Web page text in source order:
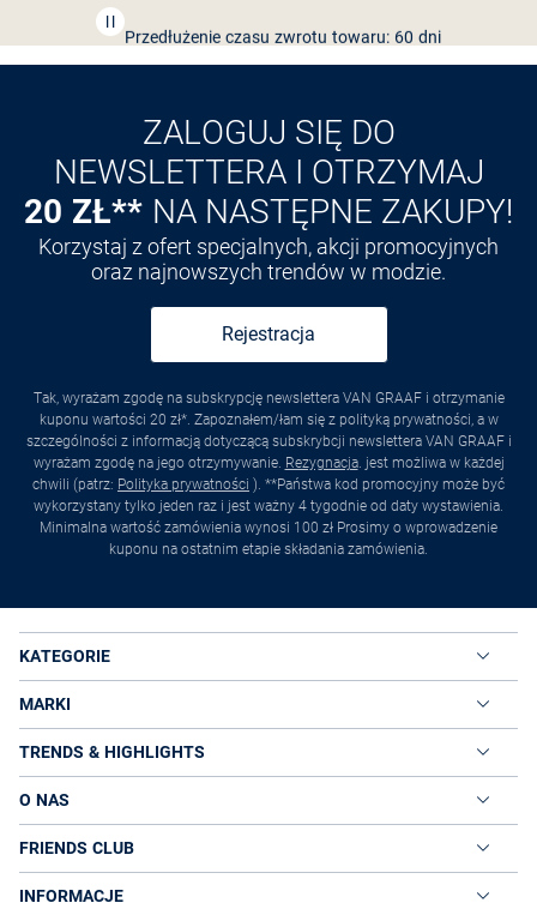
Odkryj aplikację VANGRAAF
ZALOGUJ SIĘ DO
NEWSLETTERA I OTRZYMAJ
20 ZŁ** NA NASTĘPNE ZAKUPY!
Korzystaj z ofert specjalnych, akcji promocyjnych
oraz najnowszych trendów w modzie.
Rejestracja
Tak, wyrażam zgodę na subskrypcję newslettera VAN GRAAF i otrzymanie
kuponu wartości 20 zł*. Zapoznałem/łam się z polityką prywatności, a w
szczególności z informacją dotyczącą subskrybcji newslettera VAN GRAAF i
wyrażam zgodę na jego otrzymywanie. Rezygnacja. jest możliwa w każdej
chwili (patrz: Polityka prywatności ). **Państwa kod promocyjny może być
wykorzystany tylko jeden raz i jest ważny 4 tygodnie od daty wystawienia.
Minimalna wartość zamówienia wynosi 100 zł Prosimy o wprowadzenie
kuponu na ostatnim etapie składania zamówienia.
KATEGORIE
MARKI
TRENDS & HIGHLIGHTS
O NAS
FRIENDS CLUB
INFORMACJE